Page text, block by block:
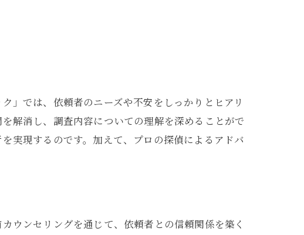
組み
」では、依頼者のニーズや不安をしっかりとヒアリ
解消し、調査内容についての理解を深めることがで
実現するのです。加えて、プロの探偵によるアドバ
ウンセリングを通じて、依頼者との信頼関係を築く